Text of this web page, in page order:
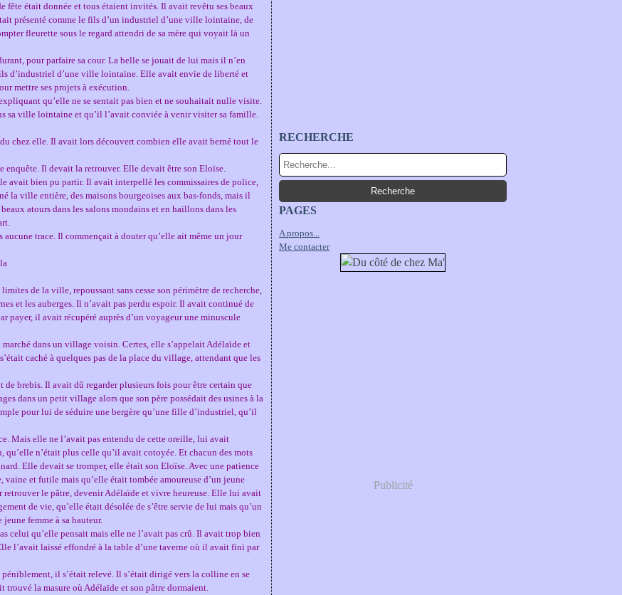
fête était donnée et tous étaient invités. Il avait revêtu ses beaux
présenté comme le fils d’un industriel d’une ville lointaine, de
fleurette sous le regard attendri de sa mère qui voyait là un
pour parfaire sa cour. La belle se jouait de lui mais il n’en
d’industriel d’une ville lointaine. Elle avait envie de liberté et
mettre ses projets à exécution.
qu’elle ne se sentait pas bien et ne souhaitait nulle visite.
sa ville lointaine et qu’il l’avait conviée à venir visiter sa famille.
chez elle. Il avait lors découvert combien elle avait berné tout le
Il devait la retrouver. Elle devait être son Eloïse.
avait bien pu partir. Il avait interpellé les commissaires de police,
la ville entière, des maisons bourgeoises aux bas-fonds, mais il
atours dans les salons mondains et en haillons dans les
trace. Il commençait à douter qu’elle ait même un jour
de la ville, repoussant sans cesse son périmètre de recherche,
et les auberges. Il n’avait pas perdu espoir. Il avait continué de
payer, il avait récupéré auprès d’un voyageur une minuscule
dans un village voisin. Certes, elle s’appelait Adélaïde et
caché à quelques pas de la place du village, attendant que les
brebis. Il avait dû regarder plusieurs fois pour être certain que
dans un petit village alors que son père possédait des usines à la
pour lui de séduire une bergère qu’une fille d’industriel, qu’il
Mais elle ne l’avait pas entendu de cette oreille, lui avait
qu’elle n’était plus celle qu’il avait cotoyée. Et chacun des mots
Elle devait se tromper, elle était son Eloïse. Avec une patience
et futile mais qu’elle était tombée amoureuse d’un jeune
le pâtre, devenir Adélaïde et vivre heureuse. Elle lui avait
de vie, qu’elle était désolée de s’être servie de lui mais qu’un
femme à sa hauteur.
celui qu’elle pensait mais elle ne l’avait pas crû. Il avait trop bien
l’avait laissé effondré à la table d’une taverne où il avait fini par
il s’était relevé. Il s’était dirigé vers la colline en se
trouvé la masure où Adélaïde et son pâtre dormaient.
RECHERCHE
PAGES
A propos...
Me contacter
Publicité